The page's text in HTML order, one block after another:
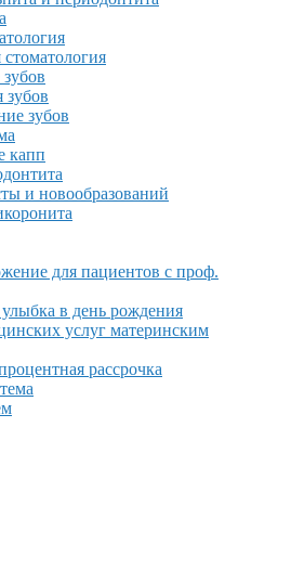
стоматология
зубов
капп
и новообразований
для пациентов с проф.
в день рождения
услуг материнским
рассрочка